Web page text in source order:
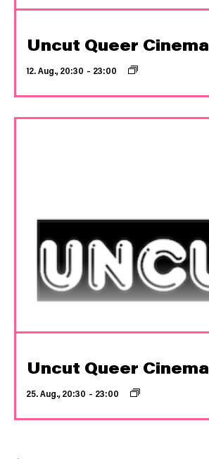
Uncut Queer Cinema
12. Aug., 20:30 – 23:00
Uncut Queer Cinema
25. Aug., 20:30 – 23:00